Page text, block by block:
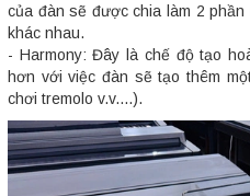
của đàn sẽ được chia làm 2
khác nhau.
- Harmony: Đây là chế độ tạo
hơn với việc đàn sẽ tạo thêm
chơi tremolo v.v....).